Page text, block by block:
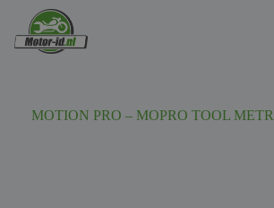
MOTION PRO – MOPRO TOOL